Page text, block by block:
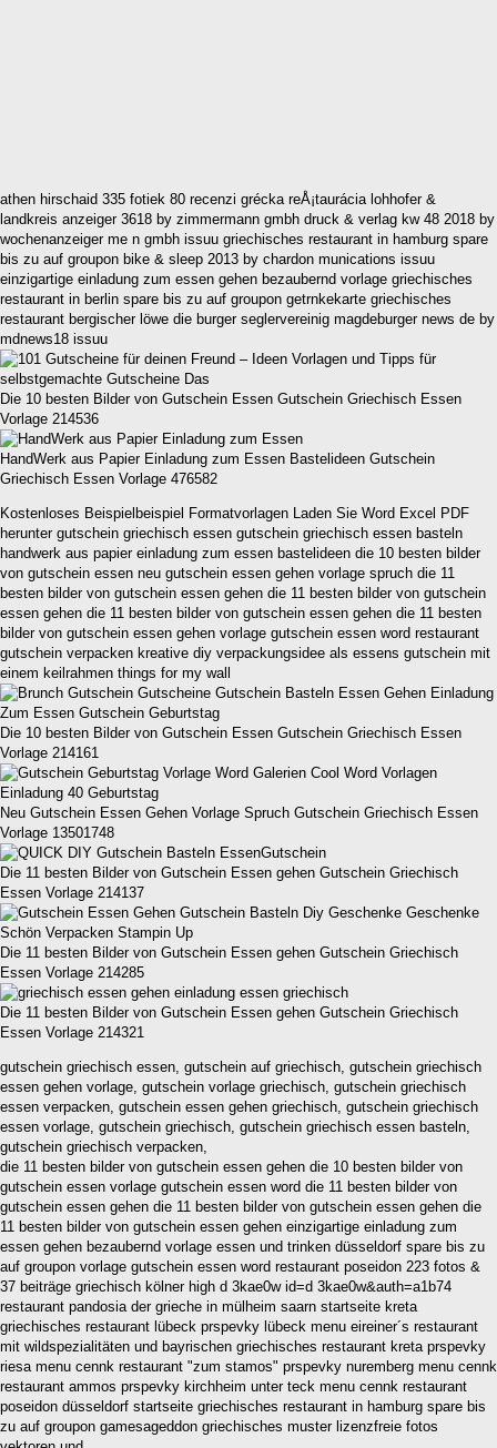
athen hirschaid 335 fotiek 80 recenzi­ grécka reÅ¡taurácia lohhofer &
landkreis anzeiger 3618 by zimmermann gmbh druck & verlag kw 48 2018 by
wochenanzeiger me n gmbh issuu griechisches restaurant in hamburg spare
bis zu auf groupon bike & sleep 2013 by chardon munications issuu
einzigartige einladung zum essen gehen bezaubernd vorlage griechisches
restaurant in berlin spare bis zu auf groupon getrnkekarte griechisches
restaurant bergischer löwe die burger seglervereinig magdeburger news de by
mdnews18 issuu
Die 10 besten Bilder von Gutschein Essen Gutschein Griechisch Essen
Vorlage 214536
HandWerk aus Papier Einladung zum Essen Bastelideen Gutschein
Griechisch Essen Vorlage 476582
Kostenloses Beispielbeispiel Formatvorlagen Laden Sie Word Excel PDF
herunter gutschein griechisch essen gutschein griechisch essen basteln
handwerk aus papier einladung zum essen bastelideen die 10 besten bilder
von gutschein essen neu gutschein essen gehen vorlage spruch die 11
besten bilder von gutschein essen gehen die 11 besten bilder von gutschein
essen gehen die 11 besten bilder von gutschein essen gehen die 11 besten
bilder von gutschein essen gehen vorlage gutschein essen word restaurant
gutschein verpacken kreative diy verpackungsidee als essens gutschein mit
einem keilrahmen things for my wall
Die 10 besten Bilder von Gutschein Essen Gutschein Griechisch Essen
Vorlage 214161
Neu Gutschein Essen Gehen Vorlage Spruch Gutschein Griechisch Essen
Vorlage 13501748
Die 11 besten Bilder von Gutschein Essen gehen Gutschein Griechisch
Essen Vorlage 214137
Die 11 besten Bilder von Gutschein Essen gehen Gutschein Griechisch
Essen Vorlage 214285
Die 11 besten Bilder von Gutschein Essen gehen Gutschein Griechisch
Essen Vorlage 214321
gutschein griechisch essen, gutschein auf griechisch, gutschein griechisch
essen gehen vorlage, gutschein vorlage griechisch, gutschein griechisch
essen verpacken, gutschein essen gehen griechisch, gutschein griechisch
essen vorlage, gutschein griechisch, gutschein griechisch essen basteln,
gutschein griechisch verpacken,
die 11 besten bilder von gutschein essen gehen die 10 besten bilder von
gutschein essen vorlage gutschein essen word die 11 besten bilder von
gutschein essen gehen die 11 besten bilder von gutschein essen gehen die
11 besten bilder von gutschein essen gehen einzigartige einladung zum
essen gehen bezaubernd vorlage essen und trinken düsseldorf spare bis zu
auf groupon vorlage gutschein essen word restaurant poseidon 223 fotos &
37 beiträge griechisch kölner high d 3kae0w id=d 3kae0w&auth=a1b74
restaurant pandosia der grieche in mülheim saarn startseite kreta
griechisches restaurant lübeck pr­spevky lübeck menu eireiner´s restaurant
mit wildspezialitäten und bayrischen griechisches restaurant kreta pr­spevky
riesa menu cenn­k restaurant "zum stamos" pr­spevky nuremberg menu cenn­k
restaurant ammos pr­spevky kirchheim unter teck menu cenn­k restaurant
poseidon düsseldorf startseite griechisches restaurant in hamburg spare bis
zu auf groupon gamesageddon griechisches muster lizenzfreie fotos